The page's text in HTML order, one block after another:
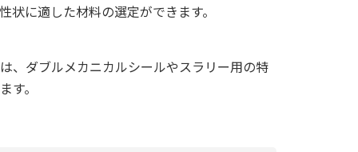
状に適した材料の選定ができます。
、ダブルメカニカルシールやスラリー用の特
す。